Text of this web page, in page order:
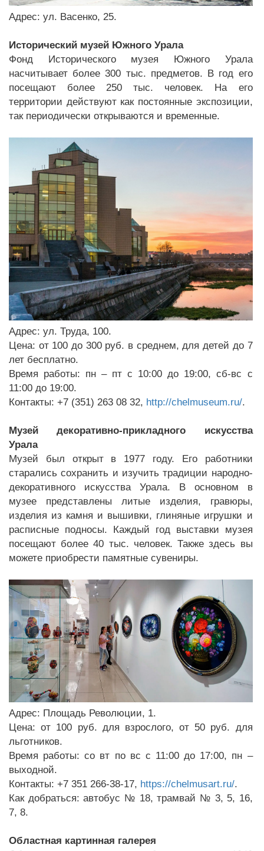
Адрес: ул. Васенко, 25.
Исторический музей Южного Урала
Фонд Исторического музея Южного Урала
насчитывает более 300 тыс. предметов. В год его
посещают более 250 тыс. человек. На его
территории действуют как постоянные экспозиции,
так периодически открываются и временные.
Адрес: ул. Труда, 100.
Цена: от 100 до 300 руб. в среднем, для детей до 7
лет бесплатно.
Время работы: пн – пт с 10:00 до 19:00, сб-вс с
11:00 до 19:00.
Контакты: +7 (351) 263 08 32, http://chelmuseum.ru/.
Музей декоративно-прикладного искусства
Урала
Музей был открыт в 1977 году. Его работники
старались сохранить и изучить традиции народно-
декоративного искусства Урала. В основном в
музее представлены литые изделия, гравюры,
изделия из камня и вышивки, глиняные игрушки и
расписные подносы. Каждый год выставки музея
посещают более 40 тыс. человек. Также здесь вы
можете приобрести памятные сувениры.
Адрес: Площадь Революции, 1.
Цена: от 100 руб. для взрослого, от 50 руб. для
льготников.
Время работы: со вт по вс с 11:00 до 17:00, пн –
выходной.
Контакты: +7 351 266-38-17, https://chelmusart.ru/.
Как добраться: автобус № 18, трамвай № 3, 5, 16,
7, 8.
Областная картинная галерея